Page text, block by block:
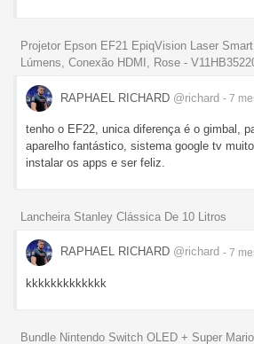
Projetor Epson EF21 EpiqVision Laser
Lúmens, Conexão HDMI, Rose -
RAPHAEL RICHARD @richard - 7
tenho o EF22, unica diferença é o gimbal,
aparelho fantástico, sistema google tv
instalar os apps e ser feliz.
Lancheira Stanley Clássica De 10 Litros
RAPHAEL RICHARD @richard - 7
kkkkkkkkkkkkk
Bundle Nintendo Switch OLED + Super